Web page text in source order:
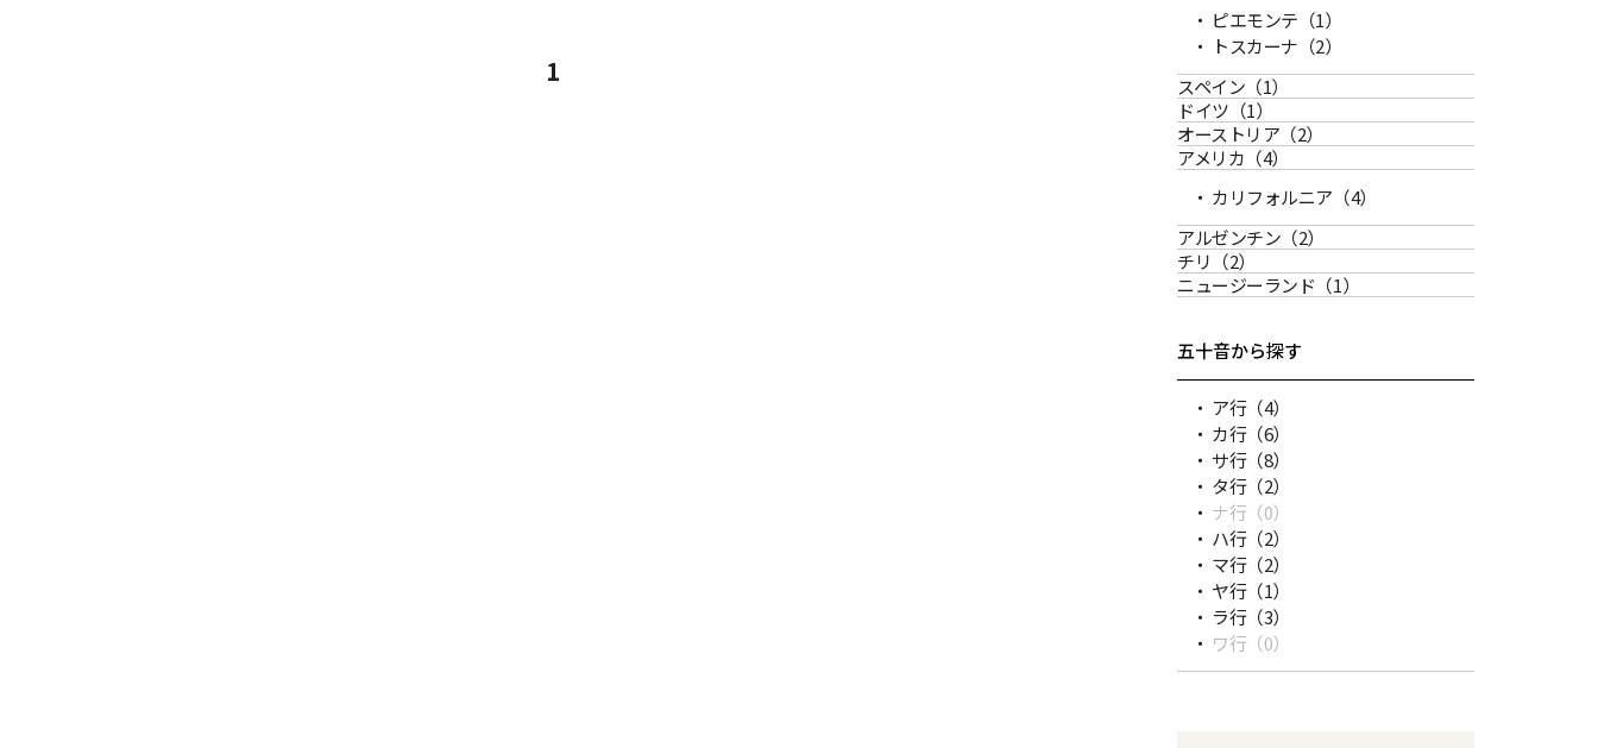
1
ピエモンテ （1）
トスカーナ （2）
スペイン （1）
ドイツ （1）
オーストリア （2）
アメリカ （4）
カリフォルニア （4）
アルゼンチン （2）
チリ （2）
ニュージーランド （1）
五十音から探す
ア行（4）
カ行（6）
サ行（8）
タ行（2）
ナ行 （0）
ハ行（2）
マ行（2）
ヤ行（1）
ラ行（3）
ワ行 （0）